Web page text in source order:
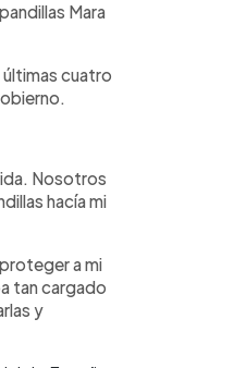
Mara
cuatro
Nosotros
hacía mi
a mi
tan cargado
y